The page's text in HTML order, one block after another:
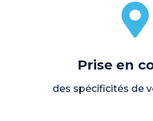

Prise en
des spécificités de